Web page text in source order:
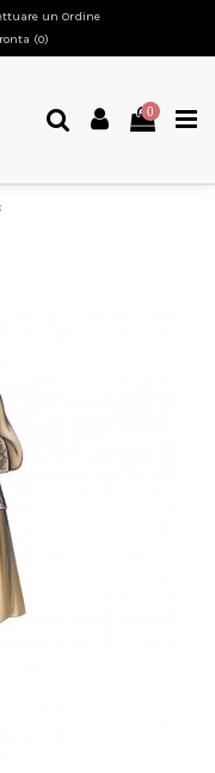
un Ordine
(0)
0